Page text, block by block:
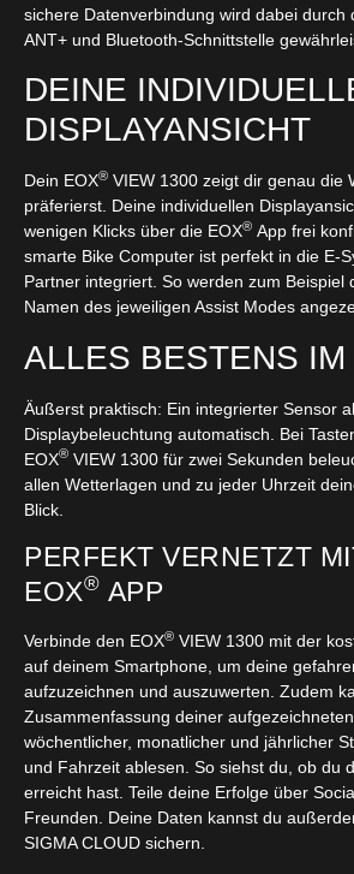
sichere Datenverbindung wird dabei durch
ANT+ und Bluetooth-Schnittstelle
DEINE
DISPLAYANSICHT
Dein EOX® VIEW 1300 zeigt dir genau die
präferierst. Deine individuellen
wenigen Klicks über die EOX® App frei
smarte Bike Computer ist perfekt in die E-
Partner integriert. So werden zum Beispiel
Namen des jeweiligen Assist Modes
ALLES BESTENS IM
Äußerst praktisch: Ein integrierter Sensor
Displaybeleuchtung automatisch. Bei
EOX® VIEW 1300 für zwei Sekunden
allen Wetterlagen und zu jeder Uhrzeit
Blick.
PERFEKT VERNETZT
EOX® APP
Verbinde den EOX® VIEW 1300 mit der
auf deinem Smartphone, um deine
aufzuzeichnen und auszuwerten. Zudem
Zusammenfassung deiner
wöchentlicher, monatlicher und jährlicher
und Fahrzeit ablesen. So siehst du, ob du
erreicht hast. Teile deine Erfolge über
Freunden. Deine Daten kannst du
SIGMA CLOUD sichern.